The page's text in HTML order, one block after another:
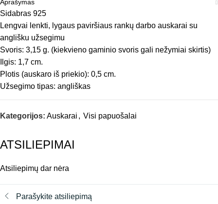
Aprašymas
Sidabras 925
Lengvai lenkti, lygaus paviršiaus rankų darbo auskarai su
anglišku užsegimu
Svoris: 3,15 g. (kiekvieno gaminio svoris gali nežymiai skirtis)
Ilgis: 1,7 cm.
Plotis (auskaro iš priekio): 0,5 cm.
Užsegimo tipas: angliškas
Kategorijos: Auskarai , Visi papuošalai
ATSILIEPIMAI
Atsiliepimų dar nėra
Parašykite atsiliepimą